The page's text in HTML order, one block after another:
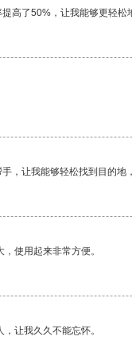
高了50%，让我能够更轻松
，让我能够轻松找到目的地
使用起来非常方便。
让我久久不能忘怀。